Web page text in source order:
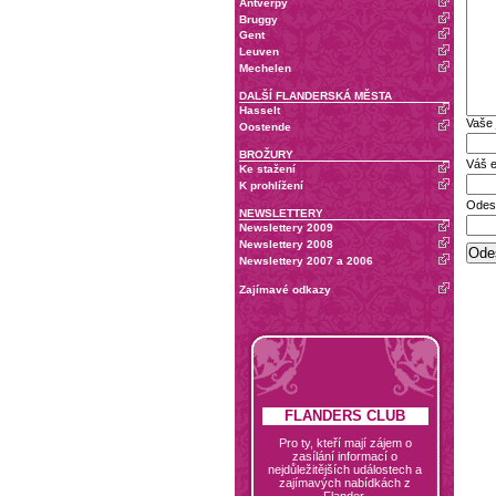
Antverpy
Bruggy
Gent
Leuven
Mechelen
DALŠÍ FLANDERSKÁ MĚSTA
Hasselt
Oostende
BROŽURY
Ke stažení
K prohlížení
NEWSLETTERY
Newslettery 2009
Newslettery 2008
Newslettery 2007 a 2006
Zajímavé odkazy
FLANDERS CLUB
Pro ty, kteří mají zájem o
zasílání informací o
nejdůležitějších událostech a
zajímavých nabídkách z
Vaše
Váš